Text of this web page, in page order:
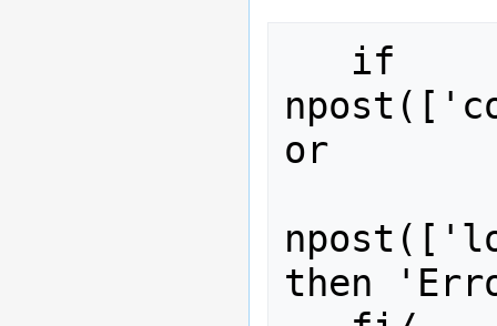
or
then